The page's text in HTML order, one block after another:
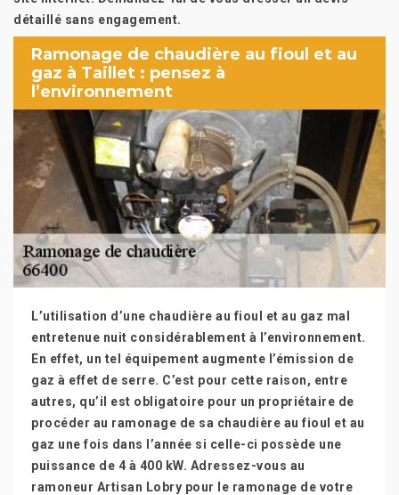
détaillé sans engagement.
Ramonage de chaudière au fioul et au
gaz à Taillet : pensez à
l’environnement
L’utilisation d’une chaudière au fioul et au gaz mal
entretenue nuit considérablement à l’environnement.
En effet, un tel équipement augmente l’émission de
gaz à effet de serre. C’est pour cette raison, entre
autres, qu’il est obligatoire pour un propriétaire de
procéder au ramonage de sa chaudière au fioul et au
gaz une fois dans l’année si celle-ci possède une
puissance de 4 à 400 kW. Adressez-vous au
ramoneur Artisan Lobry pour le ramonage de votre